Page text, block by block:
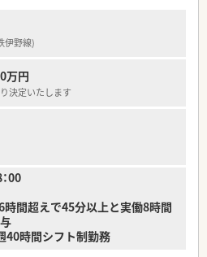
で心身ともにリフレッシュできる環境
ているため月々の給与が安定しており、
を巡回しながら調剤や監査および服薬
て在宅業務や施設への配達なども担当し
伊野線)
万円
決定いたします
00
間超えで45分以上と実働8時間
40時間シフト制勤務